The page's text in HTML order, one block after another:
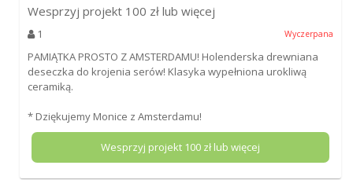
Wesprzyj projekt 100 zł lub więcej
1 Wyczerpana
PAMIĄTKA PROSTO Z AMSTERDAMU! Holenderska drewniana
deseczka do krojenia serów! Klasyka wypełniona urokliwą
ceramiką.
* Dziękujemy Monice z Amsterdamu!
Wesprzyj projekt 100zł lub więcej